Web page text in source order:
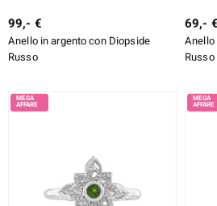
99,- €
Anello in argento con Diopside
Russo
69,- €
Anello
Russo